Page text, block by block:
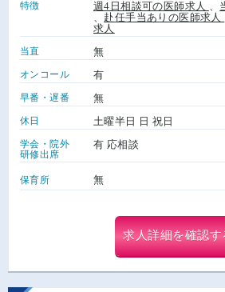
特徴 週4日相談可の医師求人
赴任手当ありの医師求人
求人
当直 無
オンコール 有
早番・遅番 無
休日 土曜半日 日 祝日
学会・院外
研修出席
有 応相談
保育所 無
求人詳細を確認す